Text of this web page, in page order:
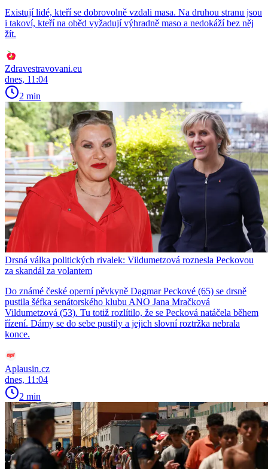
Existují lidé, kteří se dobrovolně vzdali masa. Na druhou stranu jsou
i takoví, kteří na oběd vyžadují výhradně maso a nedokáží bez něj
žít.
Zdravestravovani.eu
dnes, 11:04
2 min
Drsná válka politických rivalek: Vildumetzová roznesla Peckovou
za skandál za volantem
Do známé české operní pěvkyně Dagmar Peckové (65) se drsně
pustila šéfka senátorského klubu ANO Jana Mračková
Vildumetzová (53). Tu totiž rozlítilo, že se Pecková natáčela během
řízení. Dámy se do sebe pustily a jejich slovní roztržka nebrala
konce.
Aplausin.cz
dnes, 11:04
2 min